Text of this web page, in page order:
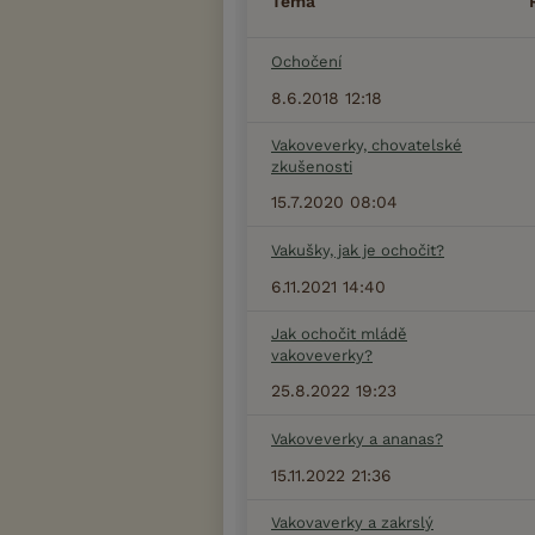
Ochočení
8.6.2018 12:18
Vakoveverky, chovatelské
zkušenosti
15.7.2020 08:04
Vakušky, jak je ochočit?
6.11.2021 14:40
Jak ochočit mládě
vakoveverky?
25.8.2022 19:23
Vakoveverky a ananas?
15.11.2022 21:36
Vakovaverky a zakrslý